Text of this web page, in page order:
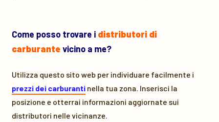
Come posso trovare i distributori di
carburante vicino a me?
Utilizza questo sito web per individuare facilmente i
prezzi dei carburanti nella tua zona. Inserisci la
posizione e otterrai informazioni aggiornate sui
distributori nelle vicinanze.